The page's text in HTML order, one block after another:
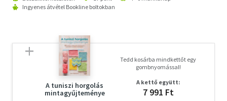
Ingyenes átvétel Bookline boltokban
A tuniszi horgolás
mintagyűjteménye
Tedd kosárba mindkettőt egy
gombnyomással!
A kettő együtt:
7 991 Ft